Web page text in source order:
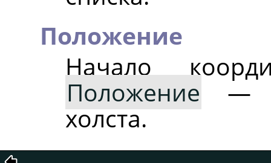
Положение
Начало
Положение —
холста.